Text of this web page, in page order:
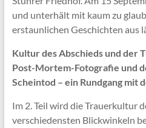
und unterhält mit kaum zu
erstaunlichen Geschichten aus
Kultur des Abschieds und der
Post-Mortem-Fotografie und
Scheintod – ein Rundgang mit
Im 2. Teil wird die Trauerkultur
verschiedensten Blickwinkeln